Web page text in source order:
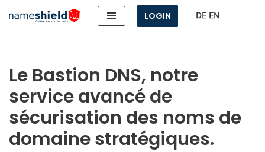
Aller
LOGIN
Le Bastion DNS, notre
service avancé de
sécurisation des noms de
domaine stratégiques.